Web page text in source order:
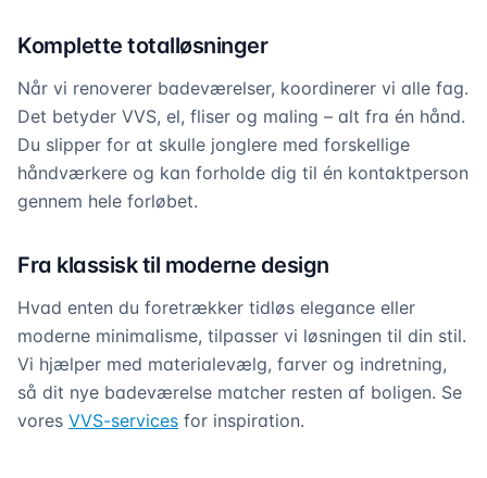
Komplette totalløsninger
Når vi renoverer badeværelser, koordinerer vi alle fag.
Det betyder VVS, el, fliser og maling – alt fra én hånd.
Du slipper for at skulle jonglere med forskellige
håndværkere og kan forholde dig til én kontaktperson
gennem hele forløbet.
Fra klassisk til moderne design
Hvad enten du foretrækker tidløs elegance eller
moderne minimalisme, tilpasser vi løsningen til din stil.
Vi hjælper med materialevælg, farver og indretning,
så dit nye badeværelse matcher resten af boligen. Se
vores VVS-services for inspiration.